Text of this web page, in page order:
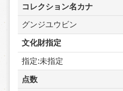
コレクション名カナ
グンジユウビン
文化財指定
指定:未指定
点数